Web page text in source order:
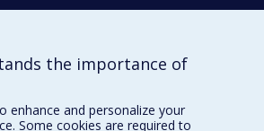
the importance of
enhance and personalize your
Some cookies are required to